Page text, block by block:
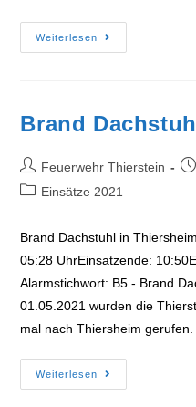
Weiterlesen
Türöffnung
18.04.2021
Brand
Beitrags-
Autor:
Feuerwehr Thierstein
Beitrags-
Einsätze 2021
Brand Dachstuhl in
05:28 UhrEinsatzende:
Alarmstichwort: B5 - Brand
01.05.2021 wurden die
mal nach Thiersheim gerufen.
Weiterlesen
Brand
Dachstuhl